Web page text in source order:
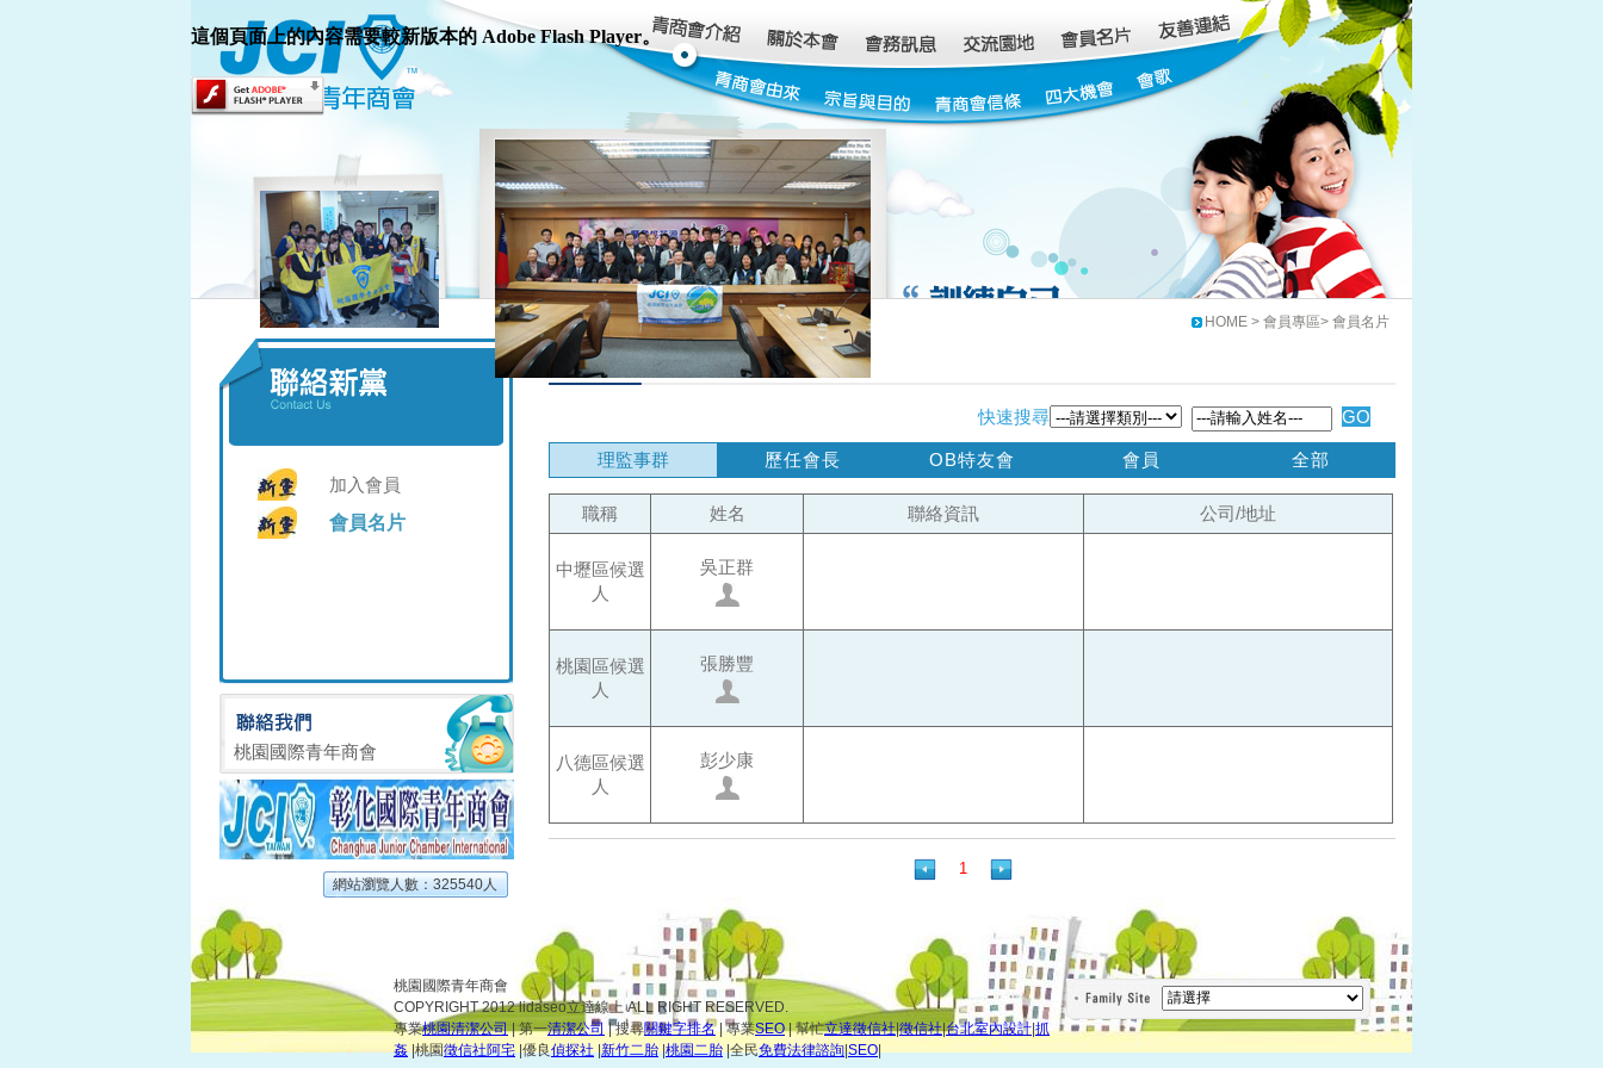
這個頁面上的內容需要較新版本的 Adobe Flash Player。
HOME > 會員專區> 會員名片
加入會員
會員名片
桃園國際青年商會
網站瀏覽人數：325540人
快速搜尋 GO
理監事群 歷任會長 OB特友會 會員 全部
職稱 姓名 聯絡資訊 公司/地址
中壢區候選
人
吳正群
桃園區候選
人
張勝豐
八德區候選
人
彭少康
1
桃園國際青年商會
COPYRIGHT 2012 lidaseo立達線上 ALL RIGHT RESERVED.
專業桃園清潔公司| 第一清潔公司| 搜尋關鍵字排名| 專業SEO| 幫忙立達徵信社|徵信社|台北室內設計|抓
姦|桃園徵信社阿宅|優良偵探社|新竹二胎|桃園二胎|全民免費法律諮詢|SEO|